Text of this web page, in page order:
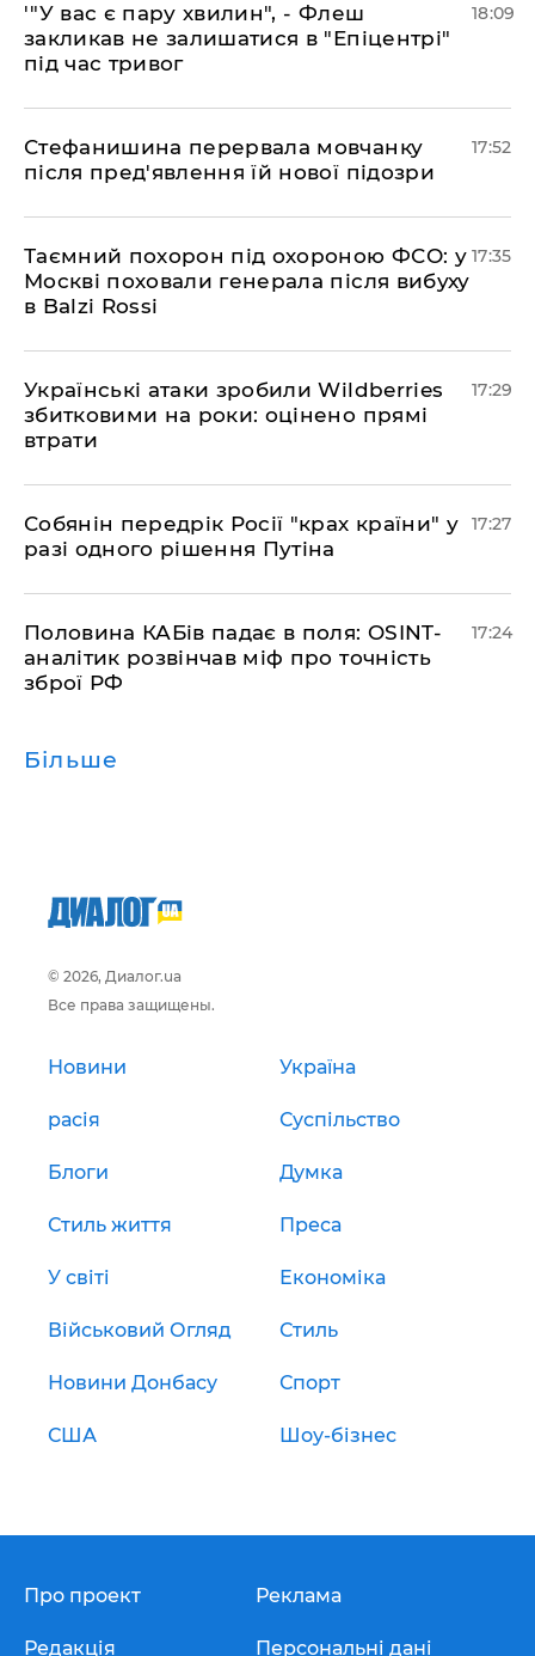
​'"У вас є пару хвилин", - Флеш
закликав не залишатися в "Епіцентрі"
під час тривог
18:09
​Стефанишина перервала мовчанку
після пред'явлення їй нової підозри
17:52
​Таємний похорон під охороною ФСО: у
Москві поховали генерала після вибуху
в Balzi Rossi
17:35
​Українські атаки зробили Wildberries
збитковими на роки: оцінено прямі
втрати
17:29
​Собянін передрік Росії "крах країни" у
разі одного рішення Путіна
17:27
​Половина КАБів падає в поля: OSINT-
аналітик розвінчав міф про точність
зброї РФ
17:24
Більше
© 2026, Диалог.ua
Все права защищены.
Новини Україна
расія Суспільство
Блоги Думка
Стиль життя Преса
У світі Економіка
Військовий Огляд Стиль
Новини Донбасу Спорт
США Шоу-бізнес
Про проект
Редакція
Реклама
Персональні дані